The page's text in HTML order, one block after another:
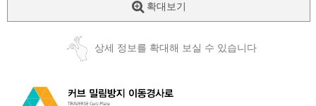
확대보기
상세 정보를 확대해 보실 수 있습니다